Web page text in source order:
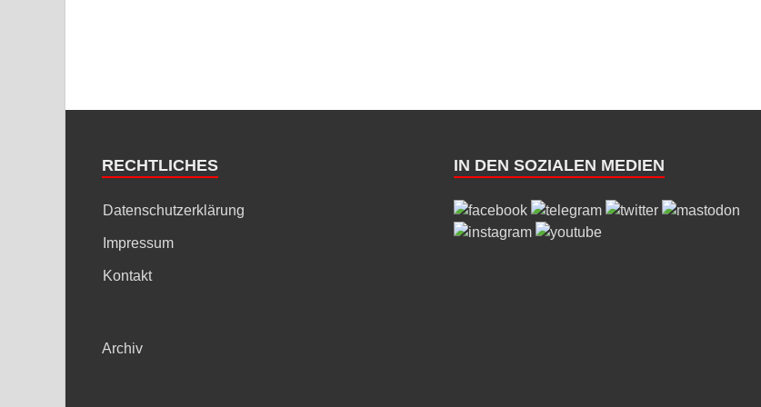
RECHTLICHES
Datenschutzerklärung
Impressum
Kontakt
Archiv
IN DEN SOZIALEN MEDIEN